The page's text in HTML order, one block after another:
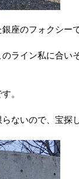
座のフォクシー
ライン私に合い
。
ないので、宝探